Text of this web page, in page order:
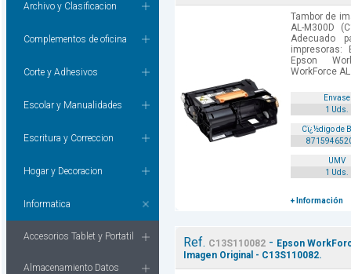
Archivo y Clasificacion
Complementos de oficina
Corte y Adhesivos
Escolar y Manualidades
Escritura y Correccion
Hogar y Decoracion
Informatica
Accesorios Tablet y Portatil
Almacenamiento Datos
Tambor de
AL-M300D
Adecuado
impresoras:
Epson
WorkForce
Envase
1 Uds.
Cï¿½digo de
UMV
1 Uds.
+ Información
Ref. C13S110082- Epson
Imagen Original - C13S110082.